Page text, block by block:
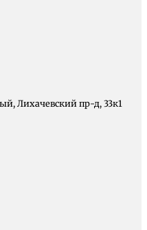
Лихачевский пр-д, 33к1